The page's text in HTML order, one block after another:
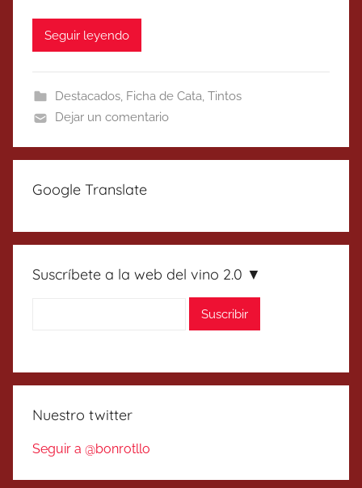
Seguir leyendo
Destacados, Ficha de Cata, Tintos
Dejar un comentario
Google Translate
Suscríbete a la web del vino 2.0 ▼
Nuestro twitter
Seguir a @bonrotllo